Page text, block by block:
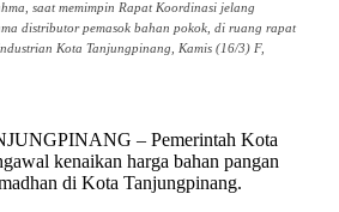
saat memimpin Rapat Koordinasi jelang
distributor pemasok bahan pokok, di ruang rapat
Kota Tanjungpinang, Kamis (16/3) F,
– Pemerintah Kota
kenaikan harga bahan pangan
di Kota Tanjungpinang.